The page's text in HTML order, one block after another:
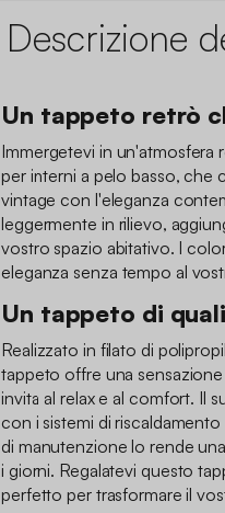
Descrizione
Un tappeto retrò
Immergetevi in
per interni a pelo basso, che
vintage con l'eleganza
leggermente in rilievo,
vostro spazio abitativo. I
eleganza senza tempo al
Un tappeto di
Realizzato in filato di
tappeto offre una
invita al relax e al comfort. Il
con i sistemi di
di manutenzione lo rende
i giorni. Regalatevi questo
perfetto per trasformare il